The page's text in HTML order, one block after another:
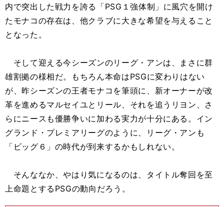
内で突出した戦力を誇る「PSG１強体制」に風穴を開け
たモナコの存在は、他クラブに大きな希望を与えること
となった。
そして迎える今シーズンのリーグ・アンは、まさに群
雄割拠の様相だ。もちろん本命はPSGに変わりはない
が、昨シーズンの王者モナコを筆頭に、新オーナーが改
革を進めるマルセイユとリール、それを追うリヨン、さ
らにニースも優勝争いに加わる実力が十分にある。イン
グランド・プレミアリーグのように、リーグ・アンも
「ビッグ６」の時代が到来するかもしれない。
そんななか、やはり気になるのは、タイトル奪回を至
上命題とするPSGの動向だろう。